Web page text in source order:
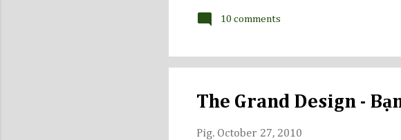
10 comments
The Grand Design -
Pig. October 27, 2010